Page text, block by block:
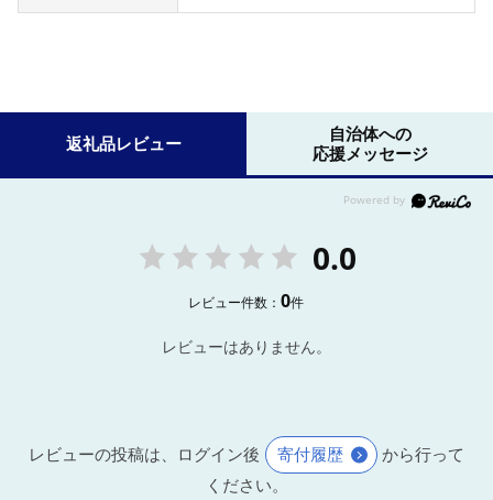
返礼品レビュー
自治体への
応援メッセージ
0.0
レビュー件数：0件
レビューはありません。
レビューの投稿は、ログイン後 寄付履歴
から行って
ください。